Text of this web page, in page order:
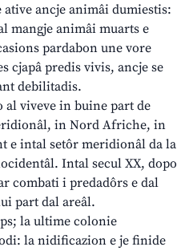
ancje animâi dumiestis:
mangje animâi muarts e
pardabon une vore
cjapâ predis vivis, ancje se
debilitadis.
al viveve in buine part de
in Nord Afriche, in
e intal setôr meridionâl da la
Intal secul XX, dopo
combati i predadôrs e dal
part dal areâl.
la ultime colonie
la nidificazion e je finide